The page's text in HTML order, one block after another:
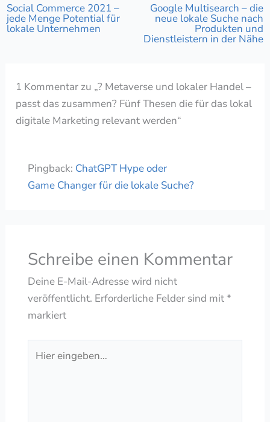
Social Commerce 2021 –
jede Menge Potential für
lokale Unternehmen
Google Multisearch – die
neue lokale Suche nach
Produkten und
Dienstleistern in der Nähe
1 Kommentar zu „? Metaverse und lokaler Handel –
passt das zusammen? Fünf Thesen die für das lokal
digitale Marketing relevant werden“
Pingback: ChatGPT Hype oder
Game Changer für die lokale Suche?
Schreibe einen Kommentar
Deine E-Mail-Adresse wird nicht
veröffentlicht. Erforderliche Felder sind mit*
markiert
eingeben…